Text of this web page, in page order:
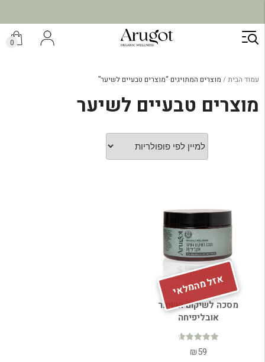
דילוג
לתוכן
0
עמוד הבית מוצרים המתויגים “מוצרים טבעיים לשיער”
מוצרים טבעיים לשיער
אזל מהמלאי
מסכה לשיקום השיער
אובליפיחה
דורג
4.70
₪59